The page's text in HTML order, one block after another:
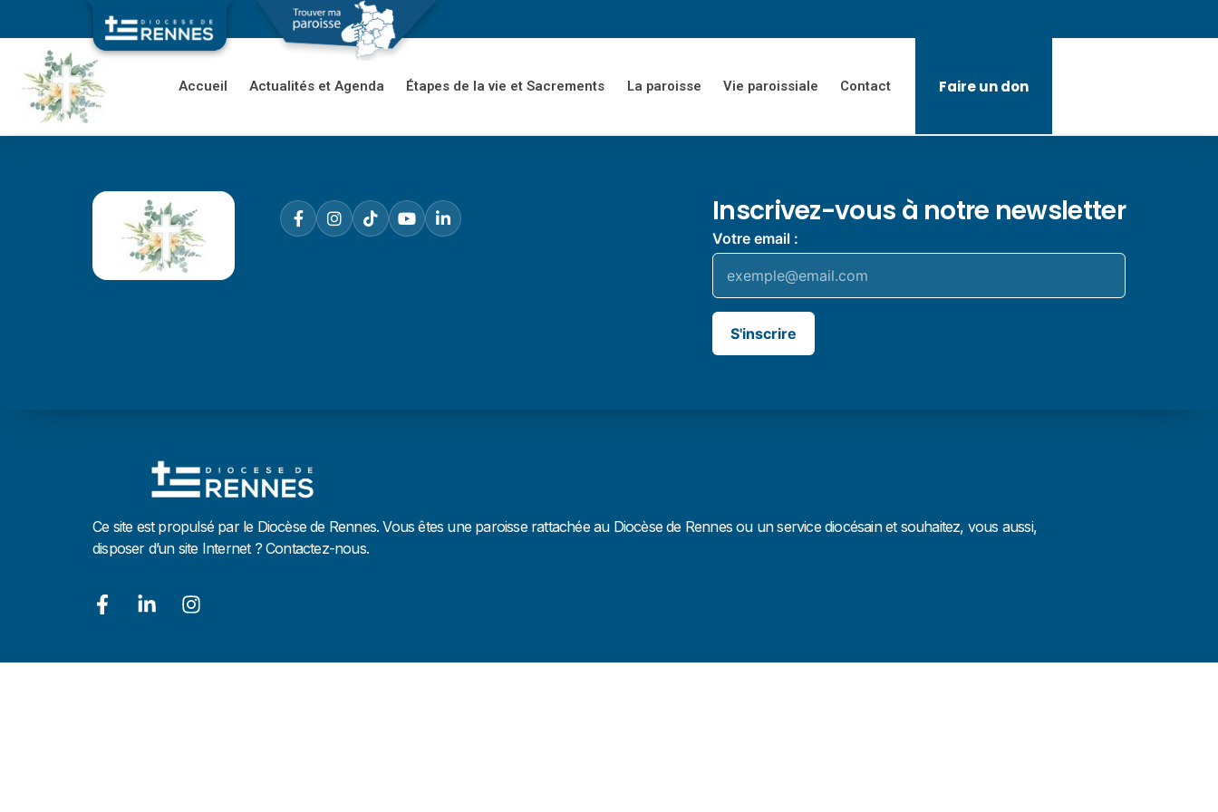
Accueil Actualités et Agenda Étapes de la vie et Sacrements La paroisse Vie paroissiale Contact Faire un don
Inscrivez-vous à notre newsletter
Votre email :
S'inscrire
Ce site est propulsé par le Diocèse de Rennes. Vous êtes une paroisse rattachée au Diocèse de Rennes ou un service diocésain et souhaitez, vous aussi,
disposer d’un site Internet ? Contactez-nous.